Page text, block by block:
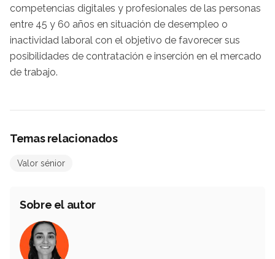
competencias digitales y profesionales de las personas
entre 45 y 60 años en situación de desempleo o
inactividad laboral con el objetivo de favorecer sus
posibilidades de contratación e inserción en el mercado
de trabajo.
Temas relacionados
Valor sénior
Sobre el autor